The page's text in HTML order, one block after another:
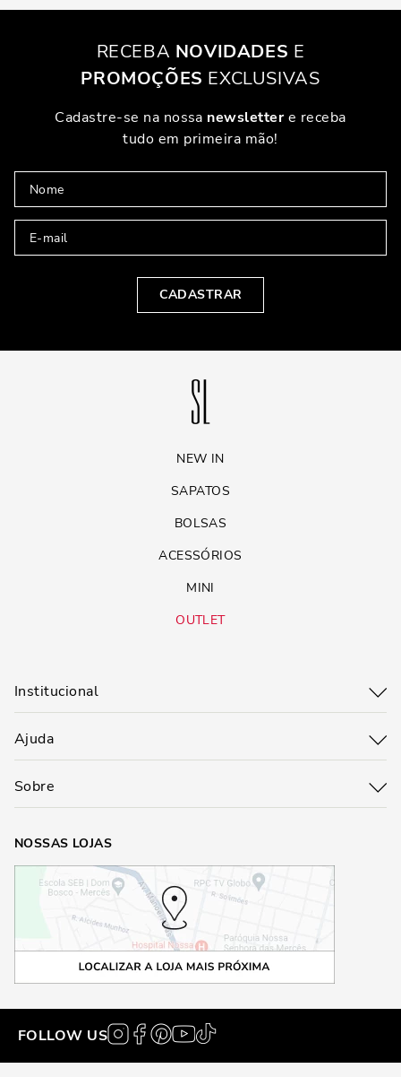
RECEBA NOVIDADES E
PROMOÇÕES EXCLUSIVAS
Cadastre-se na nossa newslettere receba
tudo em primeira mão!
CADASTRAR
NEW IN
SAPATOS
BOLSAS
ACESSÓRIOS
MINI
OUTLET
Institucional
Ajuda
Sobre
NOSSAS LOJAS
FOLLOW US